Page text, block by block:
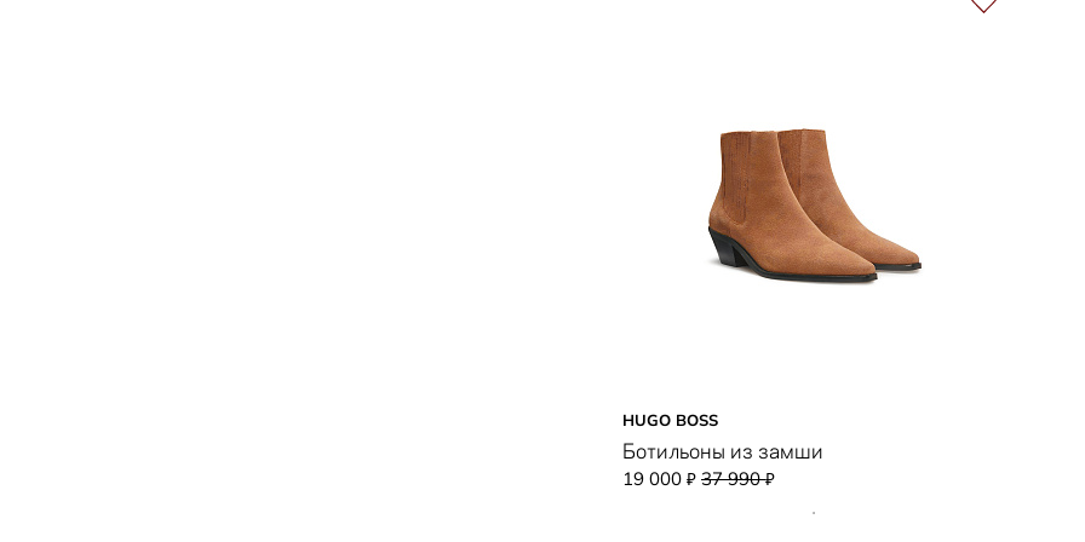
HUGO BOSS
Ботильоны из замши
19 000 ₽ 37 990₽